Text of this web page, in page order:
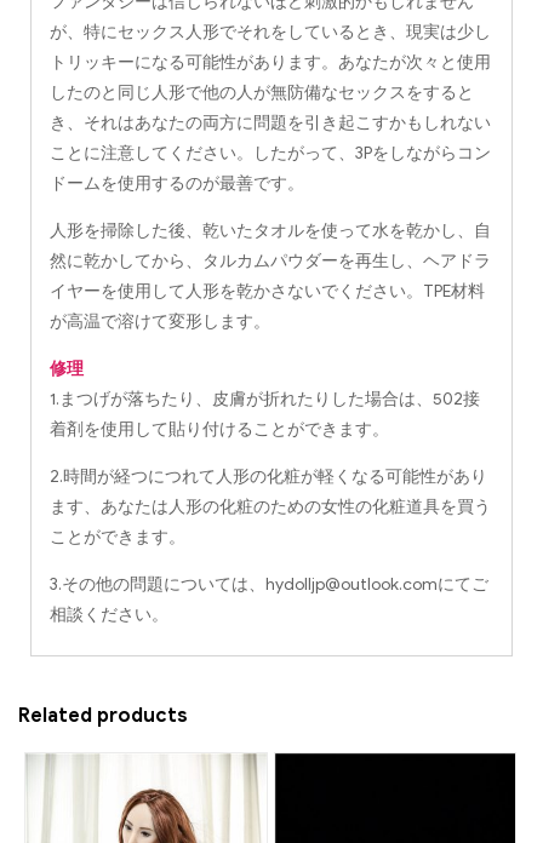
が、特にセックス人形でそれをしているとき、現実は少し
トリッキーになる可能性があります。あなたが次々と使用
したのと同じ人形で他の人が無防備なセックスをすると
き、それはあなたの両方に問題を引き起こすかもしれない
ことに注意してください。したがって、3Pをしながらコン
ドームを使用するのが最善です。
人形を掃除した後、乾いたタオルを使って水を乾かし、自
然に乾かしてから、タルカムパウダーを再生し、ヘアドラ
イヤーを使用して人形を乾かさないでください。TPE材料
が高温で溶けて変形します。
修理
1.まつげが落ちたり、皮膚が折れたりした場合は、502接
着剤を使用して貼り付けることができます。
2.時間が経つにつれて人形の化粧が軽くなる可能性があり
ます、あなたは人形の化粧のための女性の化粧道具を買う
ことができます。
3.その他の問題については、 hydolljp@outlook.comにてご
相談ください。
Related products